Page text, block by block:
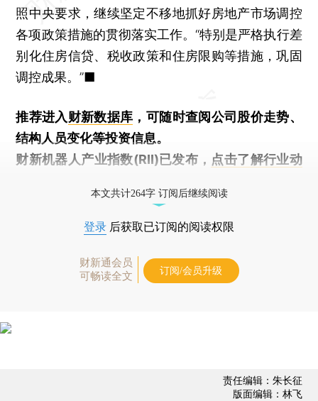
照中央要求，继续坚定不移地抓好房地产市场调控
各项政策措施的贯彻落实工作。“特别是严格执行差
别化住房信贷、税收政策和住房限购等措施，巩固
调控成果。”■
推荐进入财新数据库 ，可随时查阅公司股价走势、
结构人员变化等投资信息。
财新机器人产业指数(RII)已发布， 点击了解行业动
本文共计264字 订阅后继续阅读
登录 后获取已订阅的阅读权限
财新通会员
可畅读全文
订阅/会员升级
责任编辑：朱长征
版面编辑：林飞